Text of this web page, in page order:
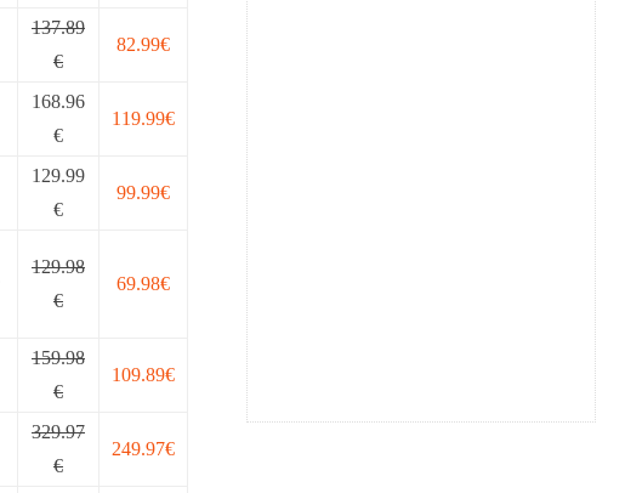
137.89
€
82.99€
168.96
€
119.99€
129.99
€
99.99€
129.98
€
69.98€
159.98
€
109.89€
329.97
€
249.97€